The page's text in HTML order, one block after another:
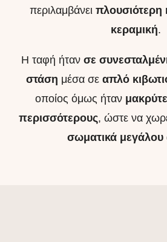
περιλαμβάνει πλουσιότερη
κεραμική.
Η ταφή ήταν σε
στάση μέσα σε απλό
οποίος όμως ήταν
περισσότερους, ώστε να
σωματικά μεγάλου